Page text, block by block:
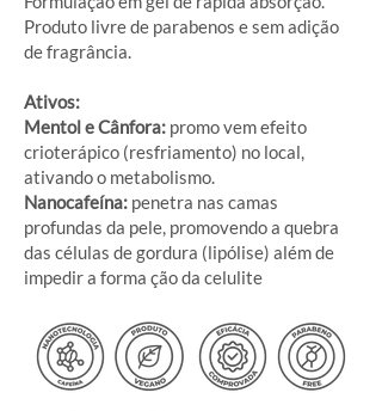
Produto livre de parabenos e sem adição
de fragrância.
Ativos:
Mentol e Cânfora: promo vem efeito
crioterápico (resfriamento) no local,
ativando o metabolismo.
Nanocafeína: penetra nas camas
profundas da pele, promovendo a quebra
das células de gordura (lipólise) além de
impedir a forma ção da celulite